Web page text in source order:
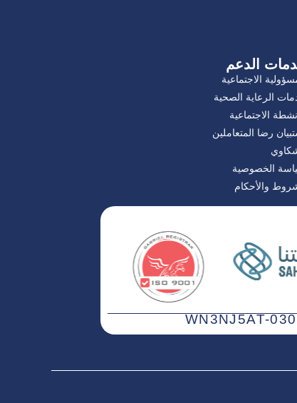
الدعم
الاجتماعية
الرعاية الصحية
الاجتماعية
رضا المتعاملين
الخصوصية
والأحكام